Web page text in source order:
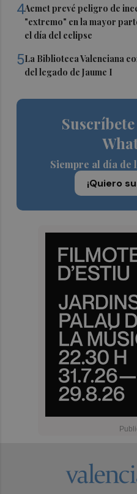
4Aemet prevé peligro de
"extremo" en la mayor
el día del eclipse
5La Biblioteca Valenciana
del legado de Jaume I
Siempre al día de
¡Quiero